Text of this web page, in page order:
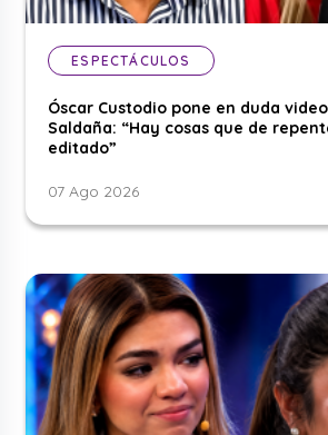
ESPECTÁCULOS
Óscar Custodio pone en duda
Saldaña: “Hay cosas que de
editado”
07 Ago 2026